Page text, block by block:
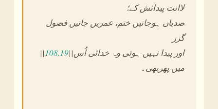
لاانت پیدائش کے؛
صدیاں ہوجاتیں ختم، عمریں جاتیں فضول
گزر
||108.19||اور پیدا نہیں ہوتی وہ خدائی اُس
میں پھربھی۔